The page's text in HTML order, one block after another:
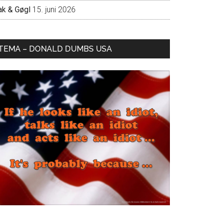
& Gøgl 15. juni 2026
– DONALD DUMBS USA